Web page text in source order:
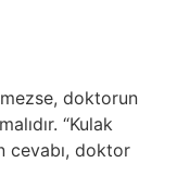
doktorun
“Kulak
cevabı, doktor